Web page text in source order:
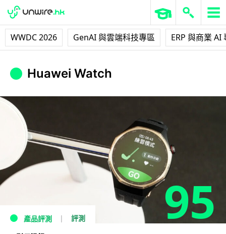
WWDC 2026 GenAI 與雲端科技專區 ERP 與商業 AI
Huawei Watch
95
產品評測 評測